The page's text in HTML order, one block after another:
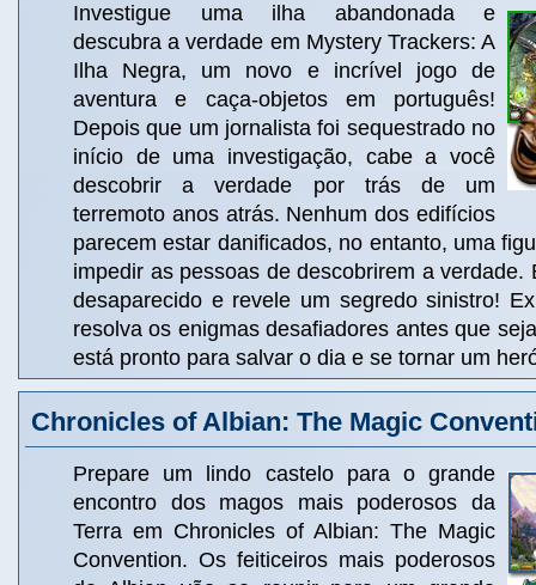
Investigue uma ilha abandonada e
descubra a verdade em Mystery Trackers: A
Ilha Negra, um novo e incrível jogo de
aventura e caça-objetos em português!
Depois que um jornalista foi sequestrado no
início de uma investigação, cabe a você
descobrir a verdade por trás de um
terremoto anos atrás. Nenhum dos edifícios
parecem estar danificados, no entanto, uma
impedir as pessoas de descobrirem a verdade.
desaparecido e revele um segredo sinistro!
resolva os enigmas desafiadores antes que
está pronto para salvar o dia e se tornar um
Chronicles of Albian: The Magic
Prepare um lindo castelo para o grande
encontro dos magos mais poderosos da
Terra em Chronicles of Albian: The Magic
Convention. Os feiticeiros mais poderosos